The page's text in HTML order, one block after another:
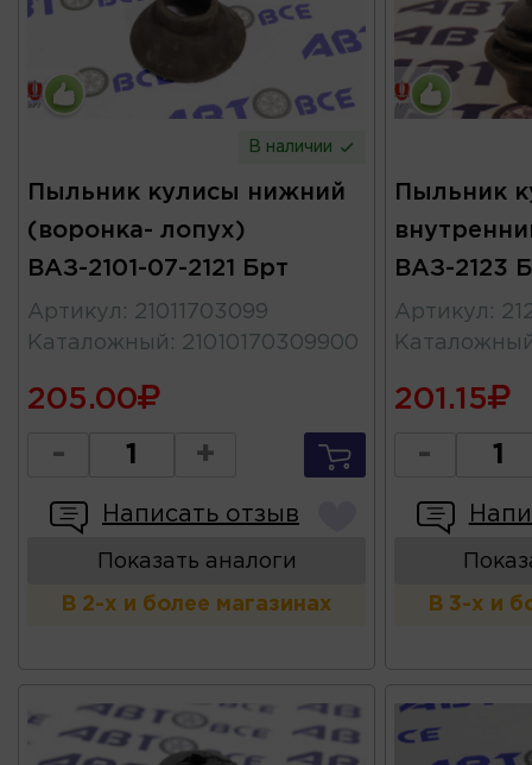
В наличии
Пыльник кулисы нижний
(воронка- лопух)
ВАЗ-2101-07-2121 Брт
Артикул : 21011703099
Каталожный : 21010170309900
205.00
- +
Написать отзыв
Показать аналоги
В 2-х и более магазинах
Пыльник
ВАЗ-2123
Артикул :
201.15
-
В 3-х и